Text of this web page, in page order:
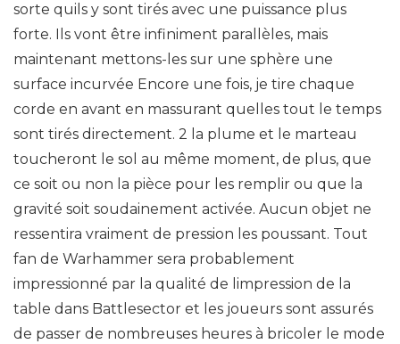
sorte quils y sont tirés avec une puissance plus
forte. Ils vont être infiniment parallèles, mais
maintenant mettons-les sur une sphère une
surface incurvée Encore une fois, je tire chaque
corde en avant en massurant quelles tout le temps
sont tirés directement. 2 la plume et le marteau
toucheront le sol au même moment, de plus, que
ce soit ou non la pièce pour les remplir ou que la
gravité soit soudainement activée. Aucun objet ne
ressentira vraiment de pression les poussant. Tout
fan de Warhammer sera probablement
impressionné par la qualité de limpression de la
table dans Battlesector et les joueurs sont assurés
de passer de nombreuses heures à bricoler le mode